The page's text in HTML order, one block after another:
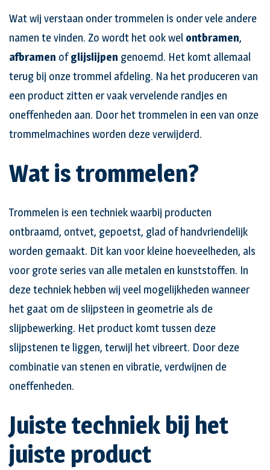
Wat wij verstaan onder trommelen is onder vele andere
namen te vinden. Zo wordt het ook wel ontbramen,
afbramen ofglijslijpen genoemd. Het komt allemaal
terug bij onze trommel afdeling. Na het produceren van
een product zitten er vaak vervelende randjes en
oneffenheden aan. Door het trommelen in een van onze
trommelmachines worden deze verwijderd.
Wat is trommelen?
Trommelen is een techniek waarbij producten
ontbraamd, ontvet, gepoetst, glad of handvriendelijk
worden gemaakt. Dit kan voor kleine hoeveelheden, als
voor grote series van alle metalen en kunststoffen. In
deze techniek hebben wij veel mogelijkheden wanneer
het gaat om de slijpsteen in geometrie als de
slijpbewerking. Het product komt tussen deze
slijpstenen te liggen, terwijl het vibreert. Door deze
combinatie van stenen en vibratie, verdwijnen de
oneffenheden.
Juiste techniek bij het
juiste product